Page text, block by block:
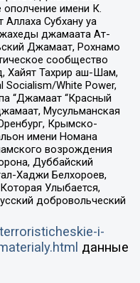
имени К.
Субхану уа
джамаата Ат-
Джамаат, Рохнамо
сообщество
Хайят Тахрир аш-Шам,
White Power,
“Джамаат “Красный
Мусульманская
Крымско-
имени Номана
возрождения
Дуббайский
Хаджи Белхороев,
Улыбается,
добровольческий
i-
данные